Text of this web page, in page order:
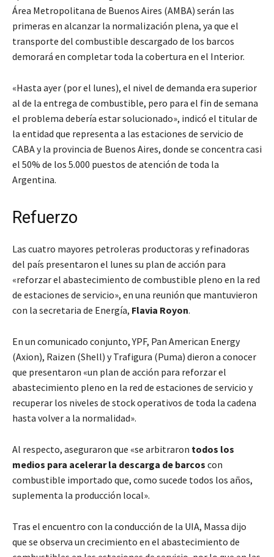
Área Metropolitana de Buenos Aires (AMBA) serán las
primeras en alcanzar la normalización plena, ya que el
transporte del combustible descargado de los barcos
demorará en completar toda la cobertura en el Interior.
«Hasta ayer (por el lunes), el nivel de demanda era superior
al de la entrega de combustible, pero para el fin de semana
el problema debería estar solucionado», indicó el titular de
la entidad que representa a las estaciones de servicio de
CABA y la provincia de Buenos Aires, donde se concentra casi
el 50% de los 5.000 puestos de atención de toda la
Argentina.
Refuerzo
Las cuatro mayores petroleras productoras y refinadoras
del país presentaron el lunes su plan de acción para
«reforzar el abastecimiento de combustible pleno en la red
de estaciones de servicio», en una reunión que mantuvieron
con la secretaria de Energía, Flavia Royon.
En un comunicado conjunto, YPF, Pan American Energy
(Axion), Raizen (Shell) y Trafigura (Puma) dieron a conocer
que presentaron «un plan de acción para reforzar el
abastecimiento pleno en la red de estaciones de servicio y
recuperar los niveles de stock operativos de toda la cadena
hasta volver a la normalidad».
Al respecto, aseguraron que «se arbitraron todos los
medios para acelerar la descarga de barcos con
combustible importado que, como sucede todos los años,
suplementa la producción local».
Tras el encuentro con la conducción de la UIA, Massa dijo
que se observa un crecimiento en el abastecimiento de